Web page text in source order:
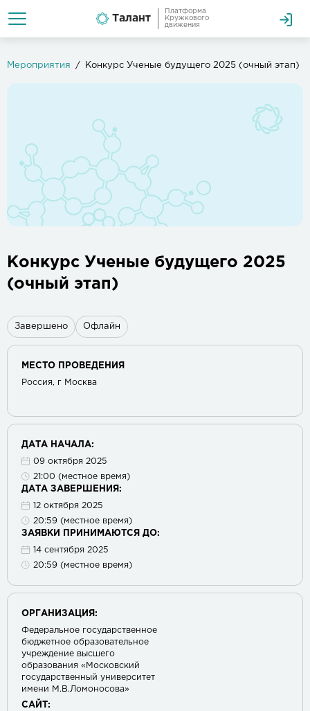
Талант
Платформа
Кружкового
движения
Мероприятия Конкурс Ученые будущего 2025 (очный этап)
Конкурс Ученые будущего 2025
(очный этап)
Завершено Офлайн
МЕСТО ПРОВЕДЕНИЯ
Россия, г Москва
ДАТА НАЧАЛА:
09 октября 2025
21:00 (местное время)
ДАТА ЗАВЕРШЕНИЯ:
12 октября 2025
20:59 (местное время)
ЗАЯВКИ ПРИНИМАЮТСЯ ДО:
14 сентября 2025
20:59 (местное время)
ОРГАНИЗАЦИЯ:
Федеральное государственное
бюджетное образовательное
учреждение высшего
образования «Московский
государственный университет
имени М.В.Ломоносова»
САЙТ: